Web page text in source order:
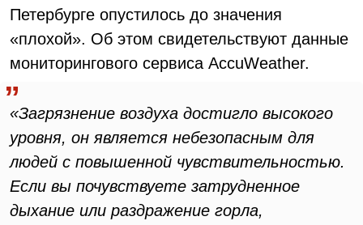
Петербурге опустилось до значения
«плохой». Об этом свидетельствуют данные
мониторингового сервиса AccuWeather.
«Загрязнение воздуха достигло высокого
уровня, он является небезопасным для
людей с повышенной чувствительностью.
Если вы почувствуете затрудненное
дыхание или раздражение горла,